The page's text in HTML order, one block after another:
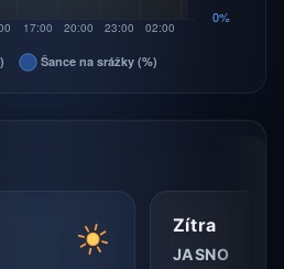
Zítra
JASNO